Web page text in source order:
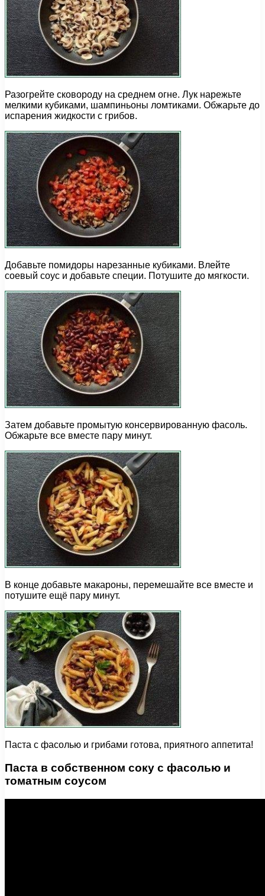
Разогрейте сковороду на среднем огне. Лук нарежьте
мелкими кубиками, шампиньоны ломтиками. Обжарьте до
испарения жидкости с грибов.
Добавьте помидоры нарезанные кубиками. Влейте
соевый соус и добавьте специи. Потушите до мягкости.
Затем добавьте промытую консервированную фасоль.
Обжарьте все вместе пару минут.
В конце добавьте макароны, перемешайте все вместе и
потушите ещё пару минут.
Паста с фасолью и грибами готова, приятного аппетита!
Паста в собственном соку с фасолью и
томатным соусом